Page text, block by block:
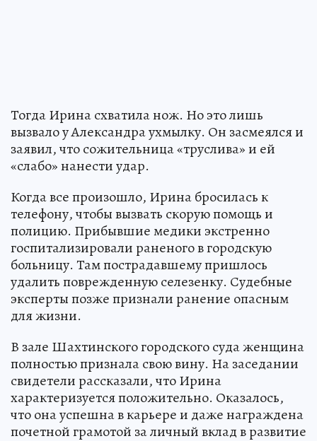
Тогда Ирина схватила нож. Но это лишь
вызвало у Александра ухмылку. Он засмеялся и
заявил, что сожительница «труслива» и ей
«слабо» нанести удар.
Когда все произошло, Ирина бросилась к
телефону, чтобы вызвать скорую помощь и
полицию. Прибывшие медики экстренно
госпитализировали раненого в городскую
больницу. Там пострадавшему пришлось
удалить поврежденную селезенку. Судебные
эксперты позже признали ранение опасным
для жизни.
В зале Шахтинского городского суда женщина
полностью признала свою вину. На заседании
свидетели рассказали, что Ирина
характеризуется положительно. Оказалось,
что она успешна в карьере и даже награждена
почетной грамотой за личный вклад в развитие